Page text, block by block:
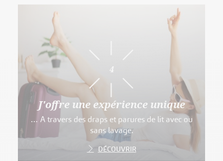
4
J'offre une expérience unique
… A travers des draps et parures de lit avec ou
sans lavage.
DÉCOUVRIR